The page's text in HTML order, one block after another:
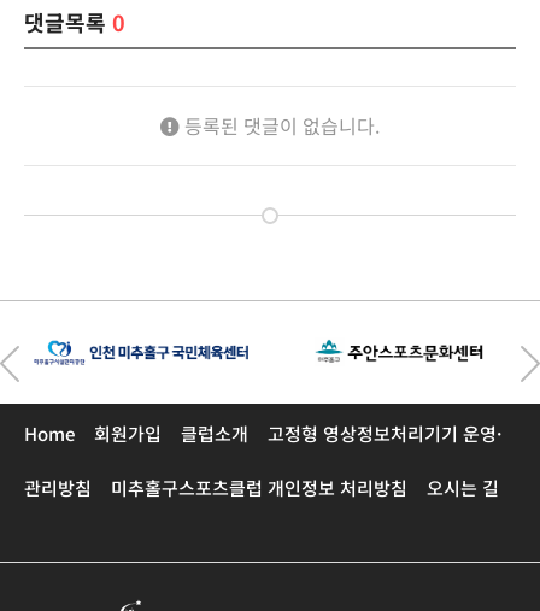
댓글목록 0
등록된 댓글이 없습니다.
Home 회원가입 클럽소개 고정형 영상정보처리기기 운영·
관리방침 미추홀구스포츠클럽 개인정보 처리방침 오시는 길